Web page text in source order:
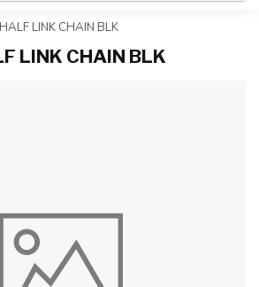
LINK CHAIN BLK
LINK CHAIN BLK